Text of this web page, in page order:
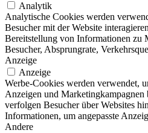
Analytik
Analytische Cookies werden
Besucher mit der Website
Bereitstellung von Informationen zu
Besucher, Absprungrate,
Anzeige
Anzeige
Werbe-Cookies werden verwendet,
Anzeigen und Marketingkampagnen
verfolgen Besucher über Websites
Informationen, um angepasste
Andere